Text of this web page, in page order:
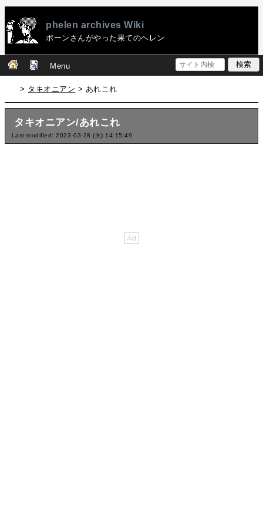
phelen archives Wiki
ポーンさんがやった果てのヘレン
Menu
> タキオニアン > あれこれ
タキオニアン/あれこれ
Last-modified: 2023-03-28 (火) 14:15:49